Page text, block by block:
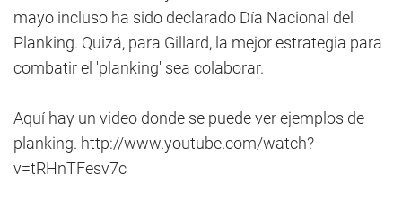
mayo incluso ha sido declarado Día Nacional del
Planking. Quizá, para Gillard, la mejor estrategia para
combatir el 'planking' sea colaborar.
Aquí hay un video donde se puede ver ejemplos de
planking. http://www.youtube.com/watch?
v=tRHnTFesv7c